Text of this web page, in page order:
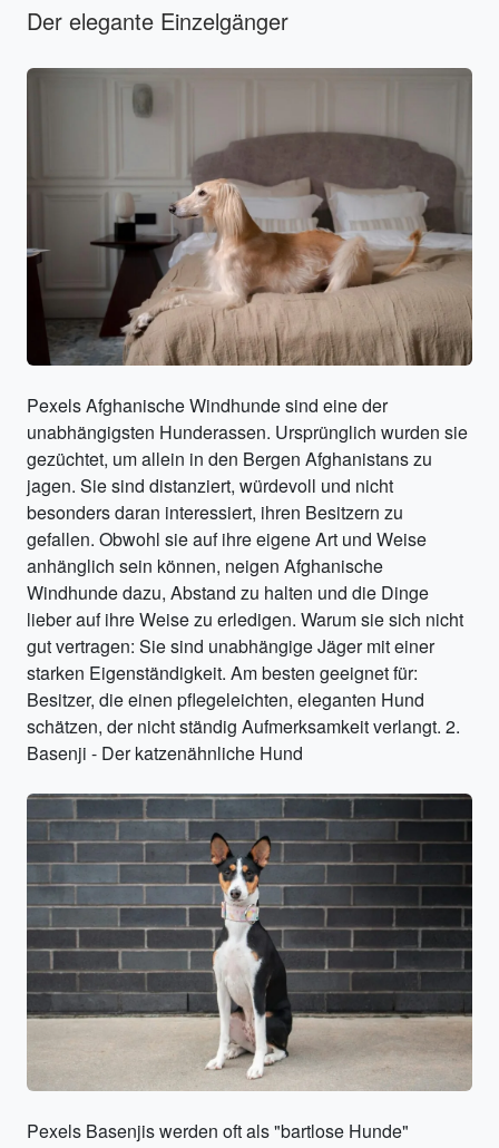
Der elegante Einzelgänger
Pexels Afghanische Windhunde sind eine der
unabhängigsten Hunderassen. Ursprünglich wurden sie
gezüchtet, um allein in den Bergen Afghanistans zu
jagen. Sie sind distanziert, würdevoll und nicht
besonders daran interessiert, ihren Besitzern zu
gefallen. Obwohl sie auf ihre eigene Art und Weise
anhänglich sein können, neigen Afghanische
Windhunde dazu, Abstand zu halten und die Dinge
lieber auf ihre Weise zu erledigen. Warum sie sich nicht
gut vertragen: Sie sind unabhängige Jäger mit einer
starken Eigenständigkeit. Am besten geeignet für:
Besitzer, die einen pflegeleichten, eleganten Hund
schätzen, der nicht ständig Aufmerksamkeit verlangt. 2.
Basenji - Der katzenähnliche Hund
Pexels Basenjis werden oft als "bartlose Hunde"